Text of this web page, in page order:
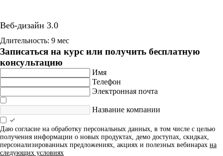
Веб-дизайн 3.0
Длительность: 9 мес
Записаться на курс или получить бесплатную
консультацию
Имя
Телефон
Электронная почта
Название компании
Даю согласие на обработку персональных данных, в том числе с целью
получения информации о новых продуктах, демо доступах, скидках,
персонализированных предложениях, акциях и полезных вебинарах на
следующих условиях